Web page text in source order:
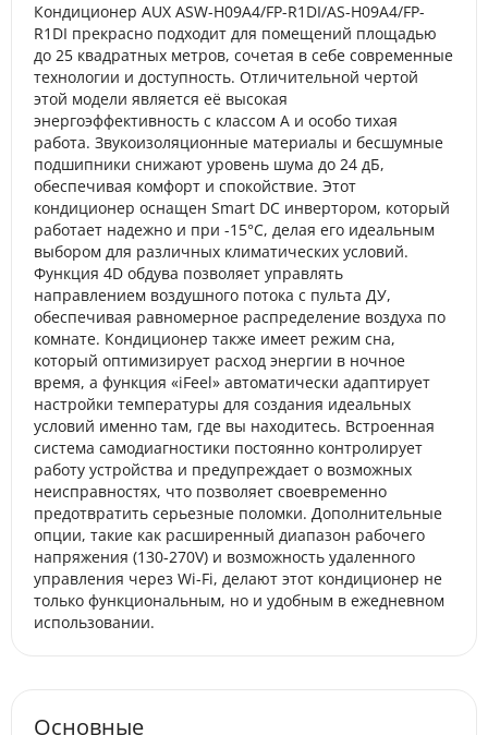
Кондиционер AUX ASW-H09A4/FP-R1DI/AS-H09A4/FP-
R1DI прекрасно подходит для помещений площадью
до 25 квадратных метров, сочетая в себе современные
технологии и доступность. Отличительной чертой
этой модели является её высокая
энергоэффективность с классом A и особо тихая
работа. Звукоизоляционные материалы и бесшумные
подшипники снижают уровень шума до 24 дБ,
обеспечивая комфорт и спокойствие. Этот
кондиционер оснащен Smart DC инвертором, который
работает надежно и при -15°С, делая его идеальным
выбором для различных климатических условий.
Функция 4D обдува позволяет управлять
направлением воздушного потока с пульта ДУ,
обеспечивая равномерное распределение воздуха по
комнате. Кондиционер также имеет режим сна,
который оптимизирует расход энергии в ночное
время, а функция «iFeel» автоматически адаптирует
настройки температуры для создания идеальных
условий именно там, где вы находитесь. Встроенная
система самодиагностики постоянно контролирует
работу устройства и предупреждает о возможных
неисправностях, что позволяет своевременно
предотвратить серьезные поломки. Дополнительные
опции, такие как расширенный диапазон рабочего
напряжения (130-270V) и возможность удаленного
управления через Wi-Fi, делают этот кондиционер не
только функциональным, но и удобным в ежедневном
использовании.
Основные